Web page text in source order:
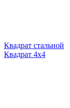
Квадрат стальной
Квадрат 4х4